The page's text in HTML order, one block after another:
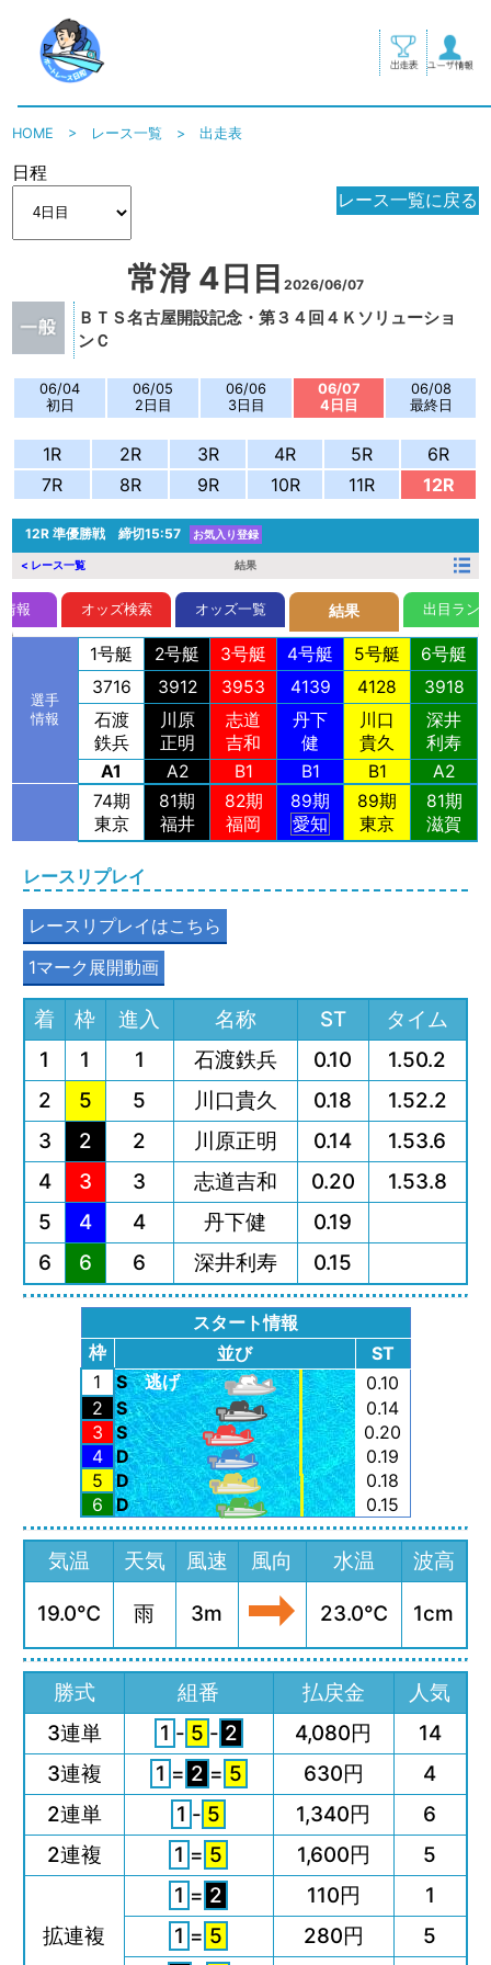
HOME > レース一覧 >出走表
日程
レース一覧に戻る
常滑 4日目 2026/06/07
ＢＴＳ名古屋開設記念・第３４回４Ｋソリューショ
ンＣ
06/04
初日
06/05
2日目
06/06
3日目
06/07
4日目
06/08
最終日
1R 2R 3R 4R 5R
6R
7R
8R 9R 10R 11R 12R
12R準優勝戦 締切15:57 お気入り登録
< レース一覧 結果
報 オッズ検索 オッズ一覧 結果 出目ラン
選手
情報
1号艇 2号艇 3号艇 4号艇 5号艇
6号艇
3716
3912 3953 4139 4128
3918
石渡
鉄兵
川原
正明
志道
吉和
丹下
健
川口
貴久
深井
利寿
A1
A2 B1 B1 B1
A2
74期
東京
81期
福井
82期
福岡
89期
愛知
89期
東京
81期
滋賀
レースリプレイ
レースリプレイはこちら
1マーク展開動画
着 枠 進入 名称 ST
タイム
1
1 1 石渡鉄兵 0.10
1.50.2
2
5 5 川口貴久 0.18
1.52.2
3
2 2 川原正明 0.14
1.53.6
4
3 3 志道吉和 0.20
1.53.8
5
4 4 丹下健
0.19
6
6 6 深井利寿 0.15
スタート情報
枠
並び
ST
1
S 逃げ
0.10
2
S
0.14
3
S
0.20
4 D
0.19
5
D
0.18
6
D 0.15
気温 天気 風速 風向 水温 波高
19.0℃ 雨 3m 23.0℃ 1cm
勝式 組番 払戻金
人気
3連単
1 - 5 - 2 4,080円
14
3連複
1 = 2 = 5 630円
4
2連単
1 - 5 1,340円
6
2連複
1 = 5 1,600円 5
拡連複
1 = 2 110円
1
1 = 5 280円
5